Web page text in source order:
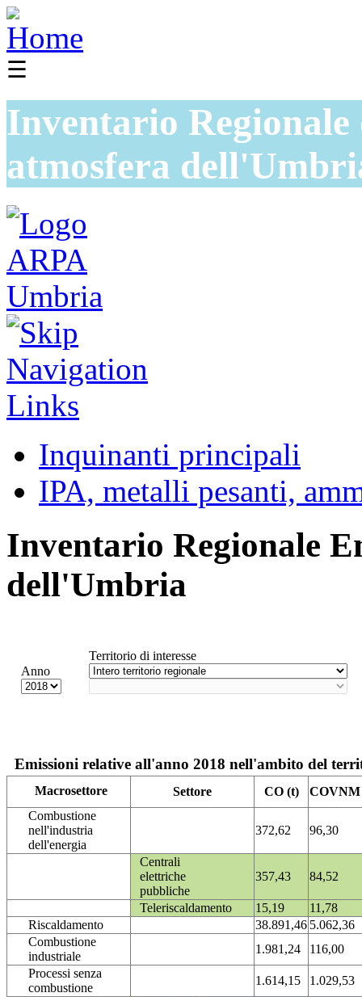
☰
Inventario
atmosfera
Inquinanti principali
IPA, metalli pesanti,
Inventario Regionale
dell'Umbria
Anno
Territorio di interesse
Emissioni relative all'anno 2018 nell'ambito del
Macrosettore Settore CO (t)
COVNM
Combustione
nell'industria
dell'energia
372,62 96,30
Centrali
elettriche
pubbliche
357,43 84,52
Teleriscaldamento 15,19
11,78
Riscaldamento
38.891,46 5.062,36
Combustione
industriale
1.981,24
116,00
Processi senza
combustione
1.614,15
1.029,53